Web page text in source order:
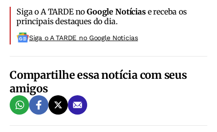
Siga o A TARDE noGoogle Notíciase receba os
principais destaques do dia.
Siga o A TARDE no Google Noticias
Compartilhe essa notícia com seus
amigos